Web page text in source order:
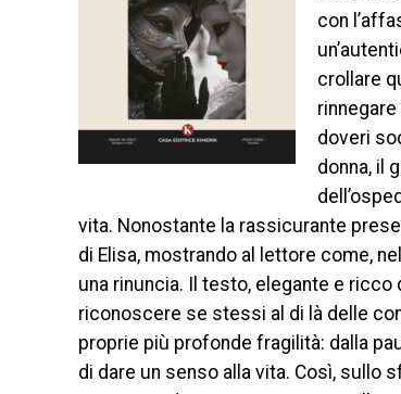
con
crollare
doveri
donna, il
vita. Nonostante la rassicurante
di Elisa, mostrando al lettore come,
una rinuncia. Il testo, elegante e
riconoscere se stessi al di là delle
proprie più profonde fragilità: dalla
di dare un senso alla vita. Così, sullo